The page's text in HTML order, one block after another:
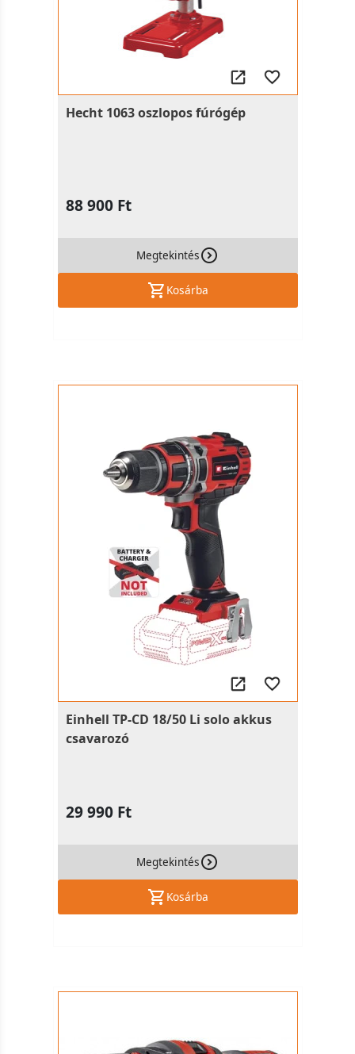
Hecht 1063 oszlopos fúrógép
88 900 Ft
Megtekintés
Kosárba
Einhell TP-CD 18/50 Li solo akkus
csavarozó
29 990 Ft
Megtekintés
Kosárba